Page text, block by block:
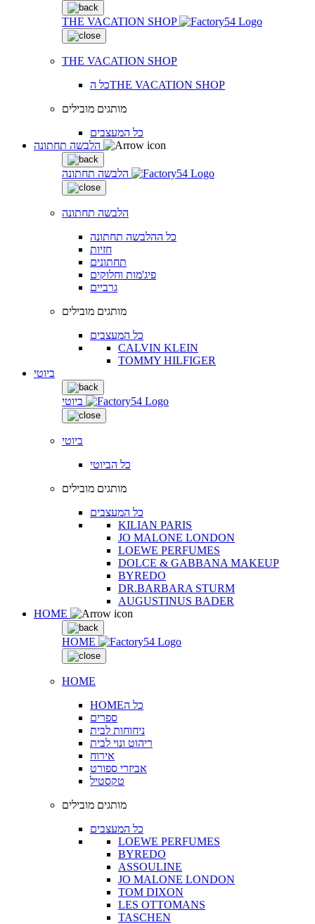
THE VACATION SHOP
THE VACATION SHOP
כל הTHE VACATION SHOP
מותגים מובילים
כל המעצבים
הלבשה תחתונה
הלבשה תחתונה
כל ההלבשה תחתונה
חזיות
תחתונים
פיג'מות וחלוקים
גרביים
מותגים מובילים
כל המעצבים
CALVIN KLEIN
TOMMY HILFIGER
ביוטי
ביוטי
ביוטי
כל הביוטי
מותגים מובילים
כל המעצבים
KILIAN PARIS
JO MALONE LONDON
LOEWE PERFUMES
DOLCE & GABBANA MAKEUP
BYREDO
DR.BARBARA STURM
AUGUSTINUS BADER
HOME
HOME
HOME
HOMEכל ה
ספרים
ניחוחות לבית
ריהוט ונוי לבית
אירוח
אביזרי ספורט
טקסטיל
מותגים מובילים
כל המעצבים
LOEWE PERFUMES
BYREDO
ASSOULINE
JO MALONE LONDON
TOM DIXON
LES OTTOMANS
TASCHEN